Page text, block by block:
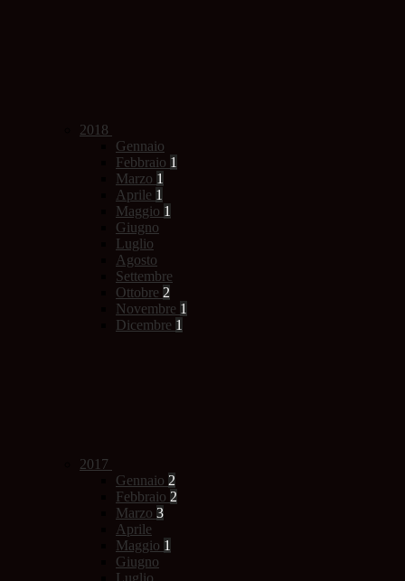
2018
Gennaio
Febbraio 1
Marzo 1
Aprile 1
Maggio 1
Giugno
Luglio
Agosto
Settembre
Ottobre 2
Novembre 1
Dicembre 1
2017
Gennaio 2
Febbraio 2
Marzo 3
Aprile
Maggio 1
Giugno